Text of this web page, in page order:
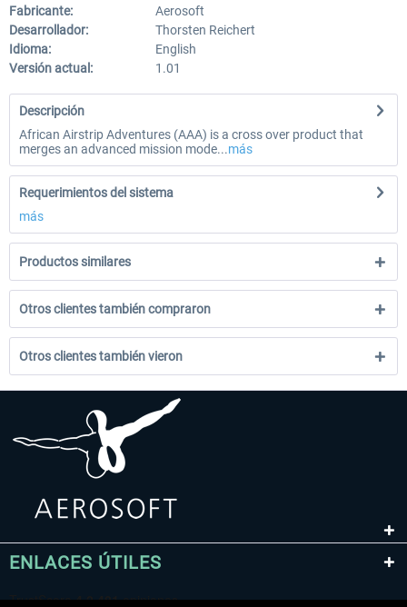
Fabricante:
Aerosoft
Desarrollador:
Thorsten Reichert
Idioma:
English
Versión actual:
1.01
Descripción
African Airstrip Adventures (AAA) is a cross over product that
merges an advanced mission mode...más
Requerimientos del sistema
más
Productos similares
Otros clientes también compraron
Otros clientes también vieron
ENLACES ÚTILES